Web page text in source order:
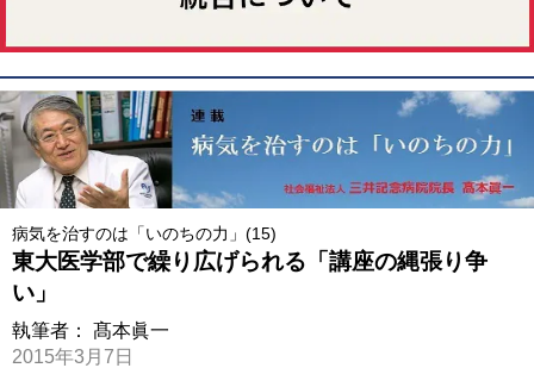
病気を治すのは「いのちの力」(15)
東大医学部で繰り広げられる「講座の縄張り争
い」
執筆者： 髙本眞一
2015年3月7日